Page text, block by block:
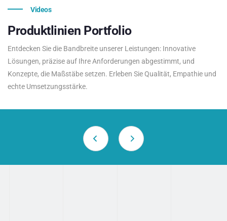
Videos
Produktlinien Portfolio
Entdecken Sie die Bandbreite unserer Leistungen: Innovative
Lösungen, präzise auf Ihre Anforderungen abgestimmt, und
Konzepte, die Maßstäbe setzen. Erleben Sie Qualität, Empathie und
echte Umsetzungsstärke.